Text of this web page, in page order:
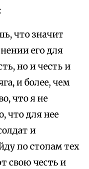
что значит
его для
но и честь и
и более, чем
что я не
что для нее
и
по стопам тех
свою честь и